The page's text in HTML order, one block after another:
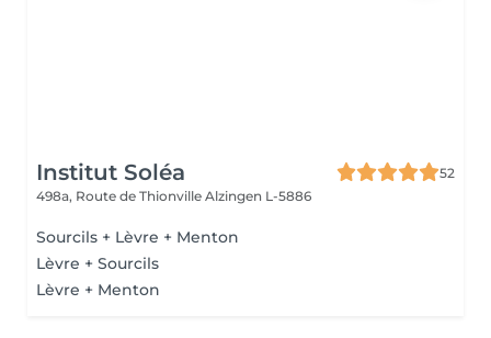
Institut Soléa
52
498a, Route de Thionville Alzingen L-5886
Sourcils + Lèvre + Menton
Lèvre + Sourcils
Lèvre + Menton